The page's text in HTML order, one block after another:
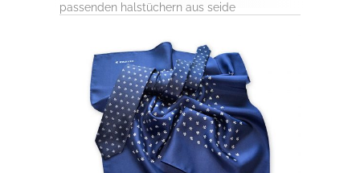
passenden halstüchern aus seide